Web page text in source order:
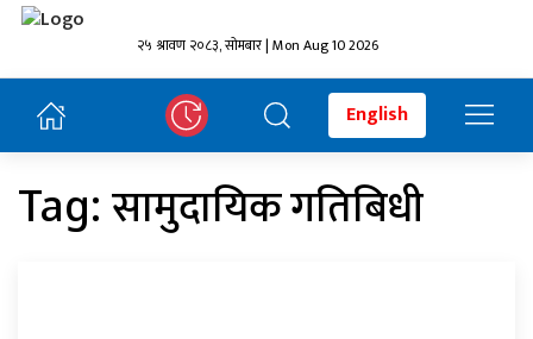
२५ श्रावण २०८३, सोमबार | Mon Aug 10 2026
English
Tag: सामुदायिक गतिबिधी